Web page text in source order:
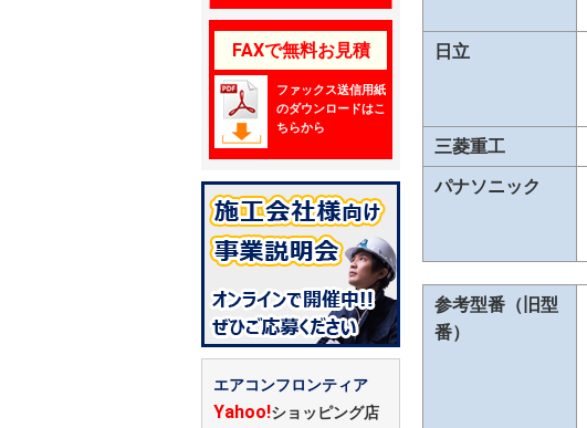
FAXで無料お見積
ファックス送信用紙
のダウンロードはこ
ちらから
エアコンフロンティア
Yahoo!ショッピング店
日立
三菱重工
パナソニック
参考型番（旧型
番）